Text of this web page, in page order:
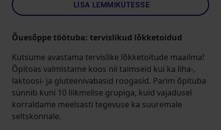
LISA LEMMIKUTESSE
Õuesõppe töötuba: tervislikud lõkketoidud
Kutsume avastama tervislike lõkketoitude maailma!
Õpitoas valmistame koos nii taimseid kui ka liha-,
laktoosi- ja gluteenivabasid roogasid. Parim õpituba
sünnib kuni 10 liikmelise grupiga, kuid vajadusel
korraldame meelsasti tegevuse ka suuremale
seltskonnale.